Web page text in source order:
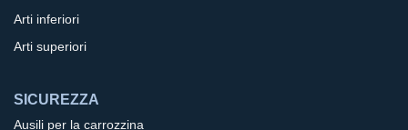
Arti inferiori
Arti superiori
SICUREZZA
Ausili per la carrozzina